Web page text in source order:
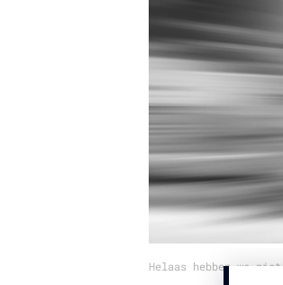
Helaas hebben we